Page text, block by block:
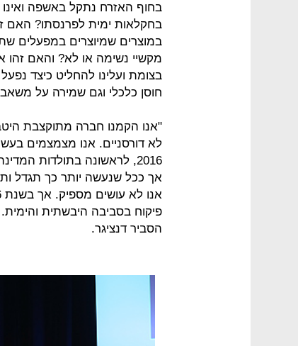
בחוף האזרח נתקל באשפה
בחקלאות ימית לפרנסתו? האם
במוצרים שמיוצרים במפעלים
מקשיי נשימה או לא? והאם זהו
בצומת ועלינו להחליט כיצד
חוסן כלכלי וגם שמירה על
"אנו הקמנו חברה מתוקצבת
לא דורסניים. אנו מצמצמים
2016, לראשונה בתולדות
אך ככל שנעשה יותר כך תגדל
פיקוח בסביבה היבשתית
הסביר דנציגר.